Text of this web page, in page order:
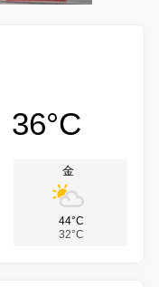
36°C
金
44°C
32°C